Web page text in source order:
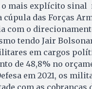
o mais explícito sinal
cúpula das Forças
com o
tendo Jair
em cargos
de 48,8% no
em 2021, os
com as cobranças